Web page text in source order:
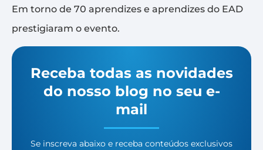
Em torno de 70 aprendizes e aprendizes do EAD
prestigiaram o evento.
Receba todas as novidades
do nosso blog no seu e-
mail
Se inscreva abaixo e receba conteúdos exclusivos